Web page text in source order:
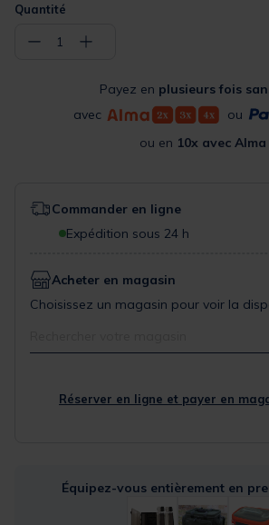
Quantité
− 1 +
Payez en plusieurs fois
avec
ou
ou en 10x avec Alma
Commander en ligne
Expédition sous 24 h
Acheter en magasin
Choisissez un magasin pour voir la
Réserver en ligne et payer en
Équipez-vous entièrement en